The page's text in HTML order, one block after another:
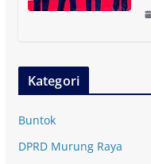
Kategori
Buntok
DPRD Murung Raya